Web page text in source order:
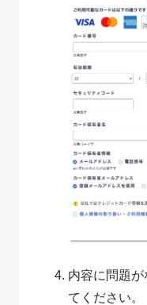
内容に問題
てください。